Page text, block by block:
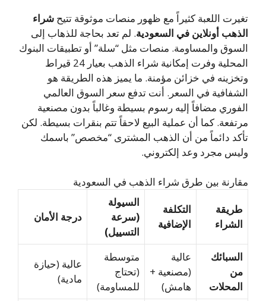
تغيرت اللعبة كثيراً مع ظهور منصات موثوقة تتيح شراء
الذهب أونلاين في السعودية. لم تعد بحاجة للذهاب إلى
السوق والمساومة. منصات مثل “سلة” أو تطبيقات البنوك
المحلية وفرت إمكانية شراء الذهب بعيار 24 قيراط
وتخزينه في خزائن مؤمنة. ما يميز هذه الطريقة هو
الشفافية في السعر. أنت تدفع سعر السوق العالمي
الفوري مضافاً إليه رسوم بسيطة وغالباً بدون مصنعية
مرتفعة. كما أن عملية البيع لاحقاً تتم بنقرات بسيطة. لكن
تأكد دائماً من أن الذهب المشترى “مخصص” باسمك
وليس مجرد وعد إلكتروني.
مقارنة بين طرق شراء الذهب في السعودية
طريقة
الشراء
التكلفة
الإضافية
السيولة
(سرعة
التسييل)
درجة الأمان
السبائك
من
المحلات
عالية
(مصنعية +
هامش)
متوسطة
(تحتاج
للمساومة)
عالية (حيازة
مادية)